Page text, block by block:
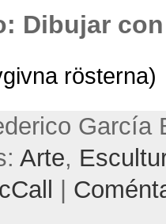
Dibujar
rösterna)
García
Arte,
|